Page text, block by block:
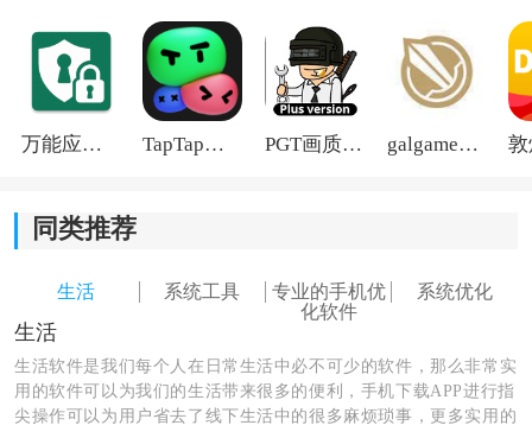
分关键接口状态，从多个角度判断设备环境是否存在异
常情况。
3、专项框架识别：
支持检测Xposed、Frida、
等常见框架状态，方便
4、异常进程定位：
如果发现异常环境，软件会列出相关服务或可疑进程名
称，方便后续排查和处理问题。
万能应用隐藏 TapTap国际版2026 PGT画质助手旧版 galgame游戏盒子2026
同类推荐
生活 系统工具
专业的手机优
化软件
系统优化
生活
生活软件是我们每个人在日常生活中必不可少的软件，那么非常实
用的软件可以为我们的生活带来很多的便利，手机下载APP进行指
尖操作可以为用户省去了线下生活中的很多麻烦琐事，更多实用的